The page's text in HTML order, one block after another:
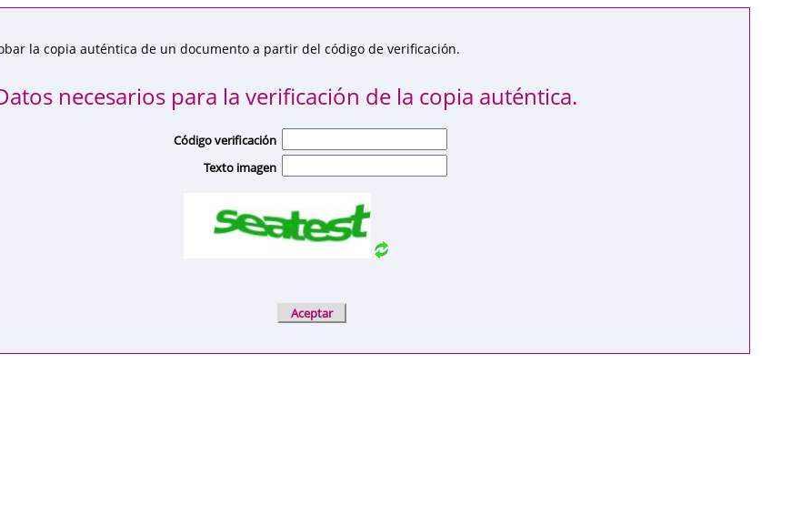
la copia auténtica de un documento a partir del código de verificación.
necesarios para la verificación de la copia auténtica.
Código verificación
Texto imagen